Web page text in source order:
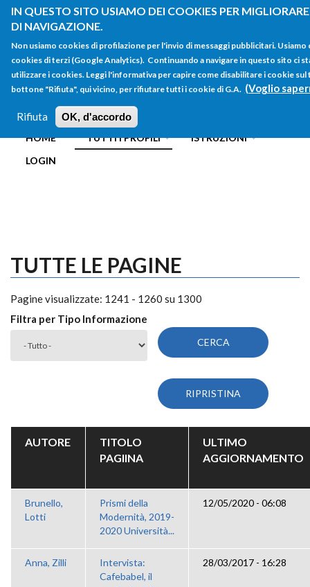
IN QUESTO SITO USIAMO DEI COOKIES PER
DI NAVIGAZIONE.
Non usiamo cookies di profilazione per l'invio di messaggi pubblicitari. Usiamo
cookies di terzi (Google Analytics). Continuando a navigare in questo sito ci
utilizzare i cookies. Leggi l'informativa per capire come disabilitare i cookie
bottone "Rifiuta", qui vicino, per rifiutare tutti i cookie di G.A. (Voglio
Rifiuta OK, d'accordo
Salta al contenuto principale
FORM
DI
RICERCA
Main menu
HOME TUTTI I PROFILI
ISTRUZIONI
LOGIN
TUTTE LE PAGINE
Pagine visualizzate: 1241 - 1260 su 1300
Filtra per Tipo Informazione
AUTORE
TITOLO
PAGIINA
ULTIMO
AGGIORNAMENTO
Brunello,
Lotti
Prismi della
Modernità, 2019-
2020 Università...
12/05/2020 - 06:08
Anna, Zilli
Intervista:
Cafebabel, il
28/03/2017 - 16:28